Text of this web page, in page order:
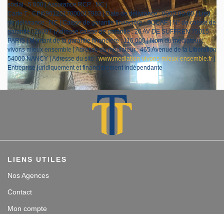
social : 5 000 | Assurance RCP : NC |
Carte T : CPI69012017000017983 | Date de délivrance : 0000-00-00 | Lieu
de délivrance : NC | Caisse de garantie financière : SOCAF. | N° de caisse de
garantie : 26097 | Adresse caisse de garantie : 26 AV DE SUFFREN 75015
PARIS | Montant de la garantie financière : 110 000 | Nom du médiateur :
vivons mieux ensemble | Adresse du médiateur : 465 Avenue de la Libération
54000 NANCY | Adresse du site : www.mediation-vivons-mieux-ensemble.fr
Entreprise juridiquement et financièrement indépendante
LIENS UTILES
Nos Agences
Contact
Mon compte